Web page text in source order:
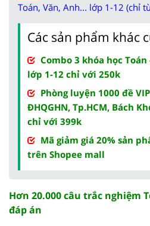
Toán, Văn, Anh... lớp 1-12 (chỉ
Các sản phẩm khác
Combo 3 khóa học Toán
lớp 1-12 chỉ với 250k
Phòng luyện 1000 đề
ĐHQGHN, Tp.HCM, Bách
chỉ với 399k
Mã giảm giá 20% sản
trên Shopee mall
Hơn 20.000 câu trắc nghiệm
đáp án